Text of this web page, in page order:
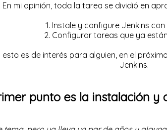
En mi opinión, toda la tarea se dividió en
Instale y configure Jenkins con
Configurar tareas que ya
es de interés para alguien, en el
Jenkins.
punto es la instalación